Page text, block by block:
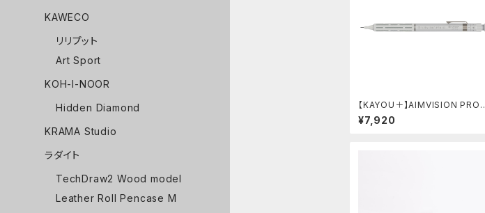
【KAYOU＋】AIMVISION PRO/
エイムビジョンプロ (スノーホワイ
ト)
¥7,920
KAWECO
リリプット
Art Sport
KOH-I-NOOR
Hidden Diamond
KRAMA Studio
ラダイト
TechDraw2 Wood model
Leather Roll Pencase M